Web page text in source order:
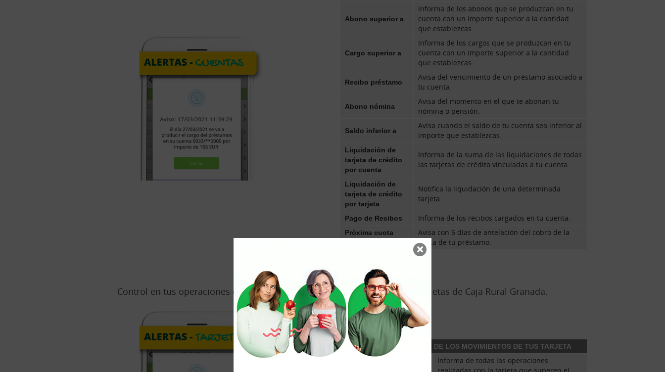
Abono superior a
Informa de los abonos que se produzcan en tu
cuenta con un importe superior a la cantidad
que establezcas.
Cargo superior a
Informa de los cargos que se produzcan en tu
cuenta con un importe superior a la cantidad
que establezcas.
Recibo préstamo
Avisa del vencimiento de un préstamo asociado a
tu cuenta.
Abono nómina
Avisa del momento en el que te abonan tu
nómina o pensión.
Saldo inferior a
Avisa cuando el saldo de tu cuenta sea inferior al
importe que establezcas.
Liquidación de
tarjeta de crédito
por cuenta
Informa de la suma de las liquidaciones de todas
las tarjetas de crédito vinculadas a tu cuenta.
Liquidación de
tarjeta de crédito
por tarjeta
Notifica la liquidación de una determinada
tarjeta.
Pago de Recibos
Informa de los recibos cargados en tu cuenta.
Próxima cuota
Avisa con 5 días de antelación del cobro de la
cuota de tu préstamo.
2. Alertas de Tarjetas
Control en tus operaciones de compra y disposición de efectivo con tus tarjetas de Caja Rural Granada.
SIEMPRE INFORMADO DE LOS MOVIMIENTOS DE TUS TARJETA
Informa de todas las operaciones
×